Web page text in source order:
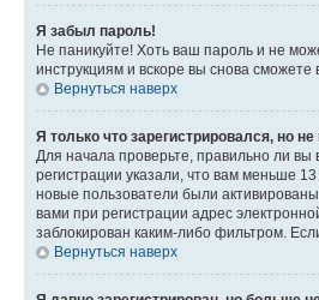
Я забыл пароль!
Не паникуйте! Хоть ваш пароль и не
инструкциям и вскоре вы снова
Вернуться наверх
Я только что зарегистрировался, но не
Для начала проверьте, правильно ли
регистрации указали, что вам меньше
новые пользователи были
вами при регистрации адрес
заблокирован каким-либо фильтром.
Вернуться наверх